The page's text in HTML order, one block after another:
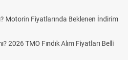
Motorin Fiyatlarında Beklenen İndirim
2026 TMO Fındık Alım Fiyatları Belli